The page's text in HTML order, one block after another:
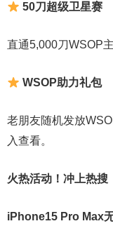
50刀超级卫星赛
直通5,000刀WSOP
WSOP助力礼包
老朋友随机发放
入查看。
火热活动！冲上热搜
iPhone15 Pro Max